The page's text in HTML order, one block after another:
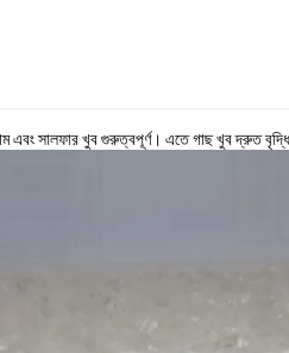
এবং সালফার খুব গুরুত্বপূর্ণ। এতে গাছ খুব দ্রুত